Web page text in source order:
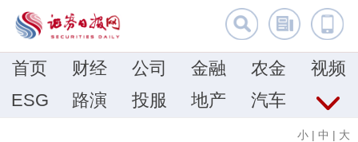
首页 财经 公司 金融 农金
视频
ESG
路演 投服 地产 汽车
小 | 中 | 大